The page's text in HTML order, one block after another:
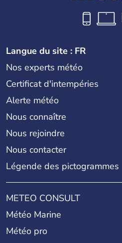
Langue du site : FR
Nos experts météo
Certificat d'intempéries
Alerte météo
Nous connaître
Nous rejoindre
Nous contacter
Légende des pictogrammes
METEO CONSULT
Météo Marine
Météo pro